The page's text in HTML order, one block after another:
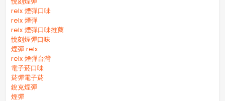
relx 煙彈口味
relx 煙彈
relx 煙彈口味推薦
悅刻煙彈口味
煙彈 relx
relx 煙彈台灣
電子菸口味
菸彈電子菸
銳克煙彈
煙彈